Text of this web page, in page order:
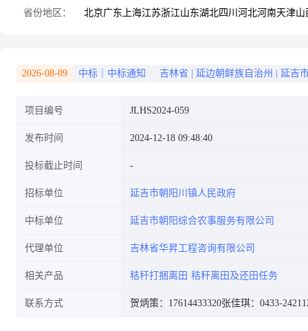
省份地区： 北京广东 上海江苏浙江山东湖北四川 河北河南天津山
2026-08-09 中标｜中标通知 吉林省 延边朝鲜族自治州 延吉
项目编号 JLHS2024-059
发布时间 2024-12-18 09:48:40
投标截止时间
招标单位 延吉市朝阳川镇人民政府
中标单位 延吉市朝阳综合农事服务有限公司
代理单位 吉林省华昇工程咨询有限公司
相关产品 秸秆打捆离田 秸秆离田及还田任务
联系方式 贺炳策：17614433320张佳琪：0433-